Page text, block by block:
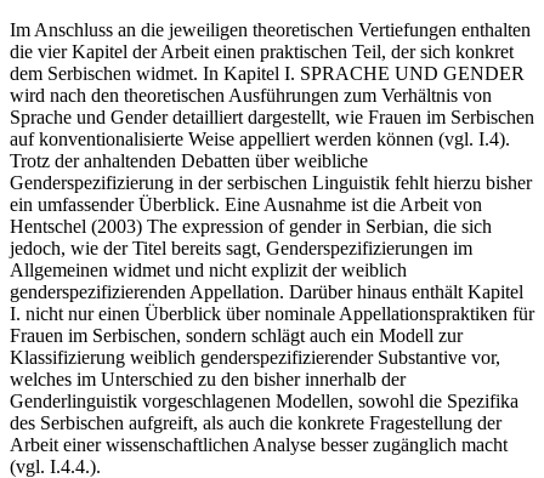
Im Anschluss an die jeweiligen theoretischen Vertiefungen enthalten
die vier Kapitel der Arbeit einen praktischen Teil, der sich konkret
dem Serbischen widmet. In Kapitel I. SPRACHE UND GENDER
wird nach den theoretischen Ausführungen zum Verhältnis von
Sprache und Gender detailliert dargestellt, wie Frauen im Serbischen
auf konventionalisierte Weise appelliert werden können (vgl. I.4).
Trotz der anhaltenden Debatten über weibliche
Genderspezifizierung in der serbischen Linguistik fehlt hierzu bisher
ein umfassender Überblick. Eine Ausnahme ist die Arbeit von
Hentschel (2003) The expression of gender in Serbian, die sich
jedoch, wie der Titel bereits sagt, Genderspezifizierungen im
Allgemeinen widmet und nicht explizit der weiblich
genderspezifizierenden Appellation. Darüber hinaus enthält Kapitel
I. nicht nur einen Überblick über nominale Appellationspraktiken für
Frauen im Serbischen, sondern schlägt auch ein Modell zur
Klassifizierung weiblich genderspezifizierender Substantive vor,
welches im Unterschied zu den bisher innerhalb der
Genderlinguistik vorgeschlagenen Modellen, sowohl die Spezifika
des Serbischen aufgreift, als auch die konkrete Fragestellung der
Arbeit einer wissenschaftlichen Analyse besser zugänglich macht
(vgl. I.4.4.).